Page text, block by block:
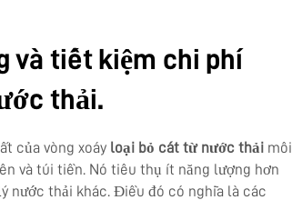
và tiết kiệm chi phí
thải.
của vòng xoáy loại bỏ cát từ nước thải môi
và túi tiền. Nó tiêu thụ ít năng lượng hơn
nước thải khác. Điều đó có nghĩa là các